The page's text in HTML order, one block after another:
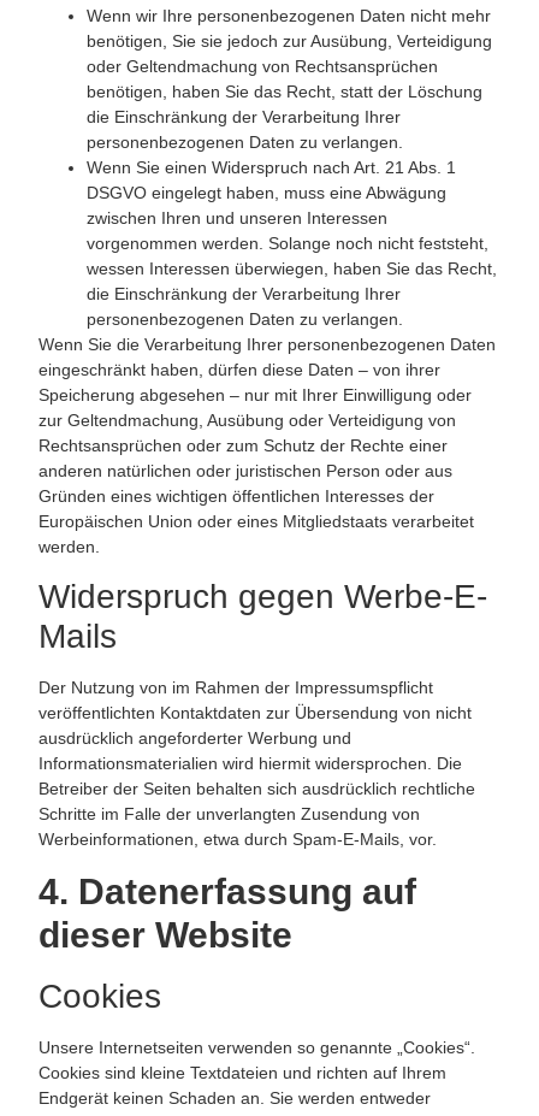
Wenn wir Ihre personenbezogenen Daten nicht mehr
benötigen, Sie sie jedoch zur Ausübung, Verteidigung
oder Geltendmachung von Rechtsansprüchen
benötigen, haben Sie das Recht, statt der Löschung
die Einschränkung der Verarbeitung Ihrer
personenbezogenen Daten zu verlangen.
Wenn Sie einen Widerspruch nach Art. 21 Abs. 1
DSGVO eingelegt haben, muss eine Abwägung
zwischen Ihren und unseren Interessen
vorgenommen werden. Solange noch nicht feststeht,
wessen Interessen überwiegen, haben Sie das Recht,
die Einschränkung der Verarbeitung Ihrer
personenbezogenen Daten zu verlangen.
Wenn Sie die Verarbeitung Ihrer personenbezogenen Daten
eingeschränkt haben, dürfen diese Daten – von ihrer
Speicherung abgesehen – nur mit Ihrer Einwilligung oder
zur Geltendmachung, Ausübung oder Verteidigung von
Rechtsansprüchen oder zum Schutz der Rechte einer
anderen natürlichen oder juristischen Person oder aus
Gründen eines wichtigen öffentlichen Interesses der
Europäischen Union oder eines Mitgliedstaats verarbeitet
werden.
Widerspruch gegen Werbe-E-
Mails
Der Nutzung von im Rahmen der Impressumspflicht
veröffentlichten Kontaktdaten zur Übersendung von nicht
ausdrücklich angeforderter Werbung und
Informationsmaterialien wird hiermit widersprochen. Die
Betreiber der Seiten behalten sich ausdrücklich rechtliche
Schritte im Falle der unverlangten Zusendung von
Werbeinformationen, etwa durch Spam-E-Mails, vor.
4. Datenerfassung auf
dieser Website
Cookies
Unsere Internetseiten verwenden so genannte „Cookies“.
Cookies sind kleine Textdateien und richten auf Ihrem
Endgerät keinen Schaden an. Sie werden entweder